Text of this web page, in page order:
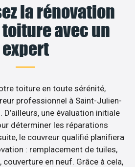
la rénovation
avec un
expert
toiture en toute sérénité,
professionnel à Saint-Julien-
une évaluation initiale
déterminer les réparations
le couvreur qualifié planifiera
: remplacement de tuiles,
en neuf. Grâce à cela,